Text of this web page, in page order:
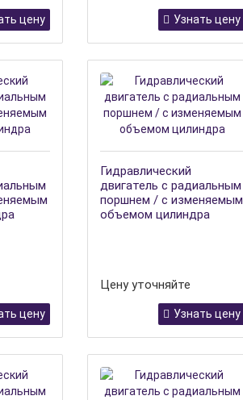
цену Узнать цену
цену
Гидравлический
двигатель с радиальным
поршнем / с изменяемым
объемом цилиндра
Цену уточняйте
Узнать цену